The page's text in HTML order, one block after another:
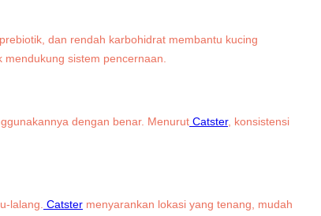
dan rendah karbohidrat membantu kucing
sistem pencernaan.
dengan benar. Menurut Catster, konsistensi
lalang. Catster menyarankan lokasi yang tenang, mudah